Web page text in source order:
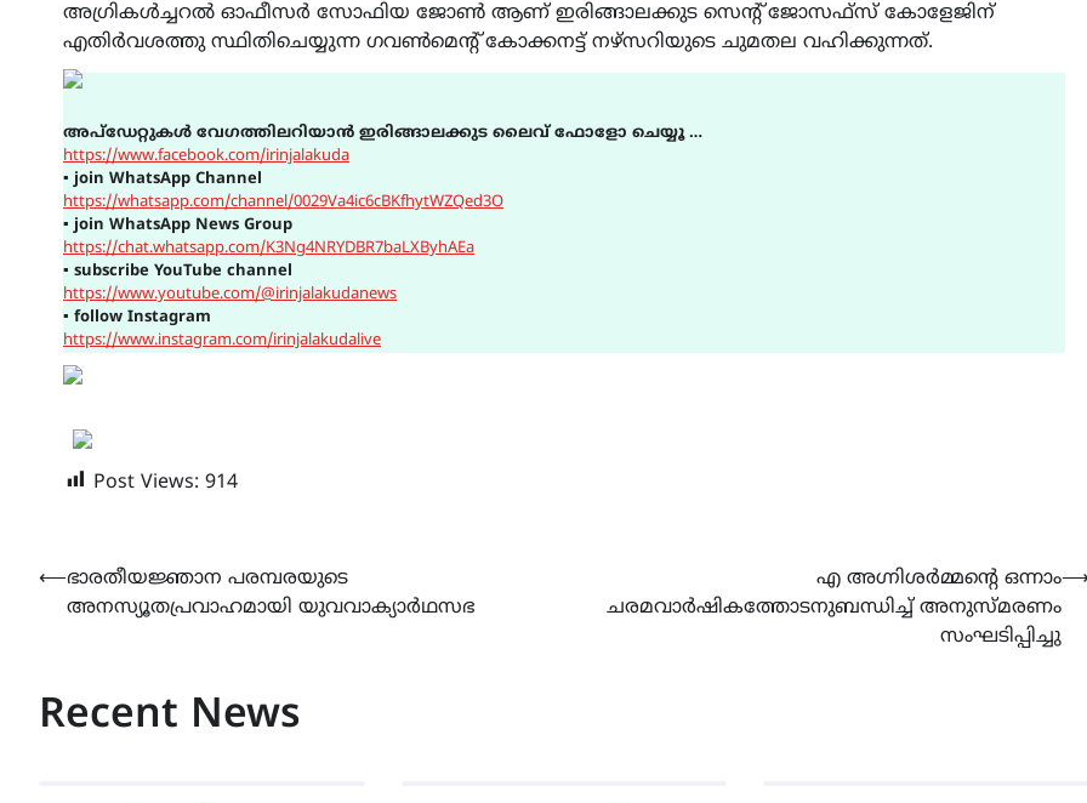
അഗ്രികൾച്ചറൽ ഓഫീസർ സോഫിയ ജോൺ ആണ് ഇരിങ്ങാലക്കുട സെന്റ് ജോസഫ്സ് കോളേജിന്
എതിർവശത്തു സ്ഥിതിചെയ്യുന്ന ഗവൺമെന്റ് കോക്കനട്ട് നഴ്സറിയുടെ ചുമതല വഹിക്കുന്നത്.
അപ്ഡേറ്റുകൾ വേഗത്തിലറിയാൻ ഇരിങ്ങാലക്കുട ലൈവ് ഫോളോ ചെയ്യൂ …
https://www.facebook.com/irinjalakuda
▪join WhatsApp Channel
https://whatsapp.com/channel/0029Va4ic6cBKfhytWZQed3O
▪join WhatsApp News Group
https://chat.whatsapp.com/K3Ng4NRYDBR7baLXByhAEa
▪ subscribe YouTube channel
https://www.youtube.com/@irinjalakudanews
▪ follow Instagram
https://www.instagram.com/irinjalakudalive
Post Views: 914
Post
navigation
⟵ഭാരതീയജ്ഞാന പരമ്പരയുടെ
അനസ്യൂതപ്രവാഹമായി യുവവാക്യാർഥസഭ
എ അഗ്നിശർമ്മന്‍റെ ഒന്നാം
ചരമവാർഷികത്തോടനുബന്ധിച്ച് അനുസ്മരണം
സംഘടിപ്പിച്ചു
Recent News
സർഗ്ഗസാഹിതി-
കവിതാസംഗമം 2026 കവിതാ
ചർച്ച കാട്ടൂർ, ടി. കെ. ബാലൻ